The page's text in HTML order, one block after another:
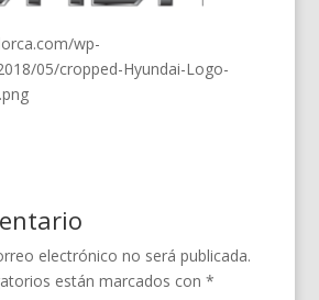
wp-
05/cropped-Hyundai-Logo-
electrónico no será publicada.
están marcados con *